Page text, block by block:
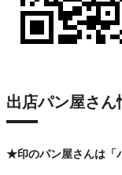
出店パン屋さん
★印のパン屋さんは「